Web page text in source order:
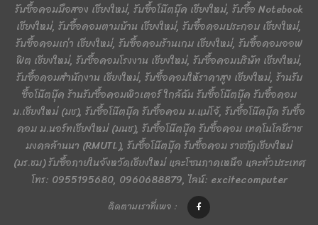
รับซื้อคอมมือสอง เชียงใหม่, รับซื้อโน๊ตบุ๊ค เชียงใหม่, รับซื้อ Notebook
เชียงใหม่, รับซื้อคอมตามบ้าน เชียงใหม่, รับซื้อคอมประกอบ เชียงใหม่,
รับซื้อคอมเก่า เชียงใหม่, รับซื้อคอมร้านเกม เชียงใหม่, รับซื้อคอมออฟ
ฟิต เชียงใหม่, รับซื้อคอมโรงงาน เชียงใหม่, รับซื้อคอมบริษัท เชียงใหม่,
รับซื้อคอมสำนักงาน เชียงใหม่, รับซื้อคอมให้ราคาสูง เชียงใหม่, ร้านรับ
ซื้อโน๊ตบุ๊ค ร้านรับซื้อคอมพิวเตอร์ ใกล้ฉัน รับซื้อโน๊ตบุ๊ค รับซื้อคอม
ม.เชียงใหม่ (มช), รับซื้อโน๊ตบุ๊ค รับซื้อคอม ม.แม่โจ้, รับซื้อโน๊ตบุ๊ค รับซื้อ
คอม ม.นอร์ทเชียงใหม่ (มนช), รับซื้อโน๊ตบุ๊ค รับซื้อคอม เทคโนโลยีราช
มงคลล้านนา (RMUTL), รับซื้อโน๊ตบุ๊ค รับซื้อคอม ราชภัฏเชียงใหม่
(มร.ชม) รับซื้อภายในจังหวัดเชียงใหม่ และโซนภาคเหนือ และทั่วประเทศ
โทร: 0955195680, 0960688879, ไลน์: excitecomputer
ติดตามเราที่เพจ :